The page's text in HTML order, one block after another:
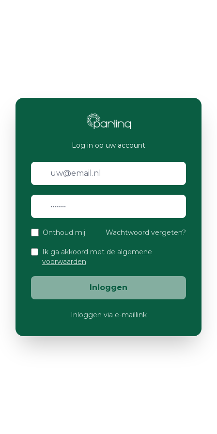
Log in op uw account
Onthoud mij Wachtwoord vergeten?
Ik ga akkoord met de algemene
voorwaarden
Inloggen
Inloggen via e-maillink